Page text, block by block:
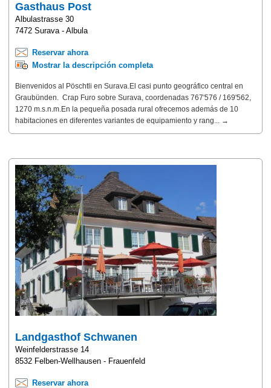
Gasthaus Post
Albulastrasse 30
7472 Surava - Albula
Reservar ahora
Mostrar la descripción completa
Bienvenidos al Pöschtli en Surava.El casi punto geográfico central en
Graubünden. Crap Furo sobre Surava, coordenadas 767'576 / 169'562,
1270 m.s.n.m.En la pequeña posada rural ofrecemos además de 10
habitaciones en diferentes variantes de equipamiento y rang... →
Landgasthof Schwanen
Weinfelderstrasse 14
8532 Felben-Wellhausen - Frauenfeld
Reservar ahora